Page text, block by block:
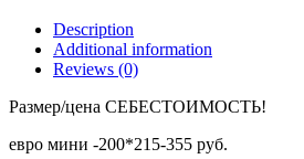
Description
Additional information
Reviews (0)
Размер/цена СЕБЕСТОИМОСТЬ!
евро мини -200*215-355 руб.